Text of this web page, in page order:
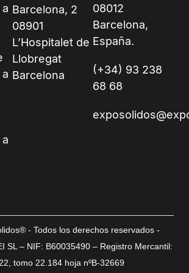
Barcelona, 2
08901
L’Hospitalet de
Llobregat
Barcelona
08012
Barcelona,
España.
(+34) 93 238
68 68
- Todos los derechos reservados -
SL – NIF: B60035490 – Registro Mercantil:
tomo 22.184 hoja nºB-32669